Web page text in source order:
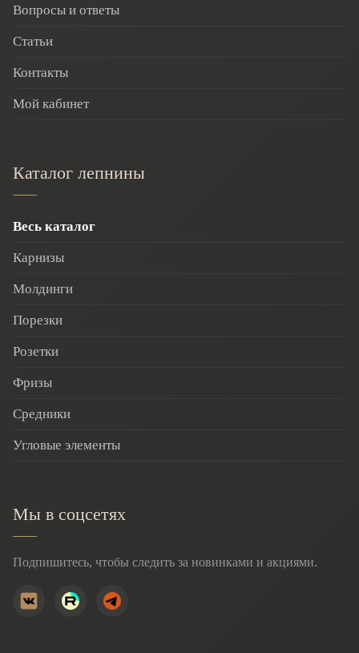
Вопросы и ответы
Статьи
Контакты
Мой кабинет
Каталог лепнины
Весь каталог
Карнизы
Молдинги
Порезки
Розетки
Фризы
Средники
Угловые элементы
Мы в соцсетях
Подпишитесь, чтобы следить за новинками и акциями.